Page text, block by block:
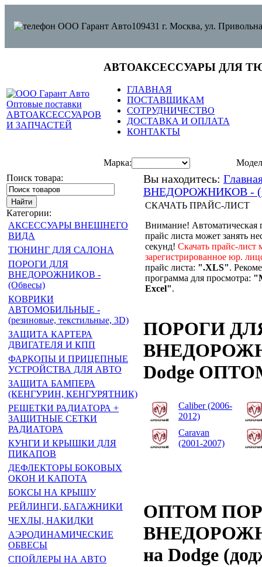
109431 г. Москва, ул.
АВТОАКСЕССУАРЫ ДЛЯ
ГЛАВНАЯ
ПОСТАВЩИКАМ
СОТРУДНИЧЕСТВО
ДОСТАВКА И ОПЛАТА
КОНТАКТЫ
Марка:
Поиск товара:
Категории:
АКСЕССУАРЫ ВНЕШНЕГО
ВИДА
ТЮНИНГ ДЛЯ САЛОНА
ПОРОГИ ДЛЯ
ВНЕДОРОЖНИКОВ -
(Обвесы)
КОВРИКИ
АВТОМОБИЛЬНЫЕ -
(резиновые, текстильные, 3D)
ЗАЩИТА КАРТЕРА
ДВИГАТЕЛЯ И КПП
ФАРКОПЫ И ПРИЦЕПНЫЕ
УСТРОЙСТВА ДЛЯ АВТО
ЗАЩИТА БАМПЕРА
(КЕНГУРИН, КЕНГУРЯТНИК)
РЕШЕТКИ РАДИАТОРА +
ЗАЩИТНЫЕ СЕТКИ
РАДИАТОРА
КУНГИ И КРЫШКИ ДЛЯ
ПИКАПОВ
ДЕФЛЕКТОРЫ БОКОВЫХ
ОКОН И КАПОТА
БОКСЫ НА КРЫШУ
РЕЙЛИНГИ, БАГАЖНИКИ
ЧЕХЛЫ, НАКИДКИ
АЭРОДИНАМИЧЕСКИЕ
ОБВЕСЫ
СПОЙЛЕРЫ НА АВТО
Вы находитесь:
ВНЕДОРОЖНИКОВ -
СКАЧАТЬ ПРАЙС-ЛИСТ
Внимание! Автоматическая
прайс листа может занять
секунд! Скачать прайс-лист
зарегистрированное юр.
прайс листа: ".XLS".
программа для просмотра:
Excel".
ПОРОГИ
Dodge
Caliber (2006-
2012)
Caravan
(2001-2007)
ОПТОМ
на Dodge